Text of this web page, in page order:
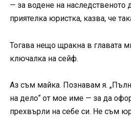
— за водене на
приятелка юристка, казва, че
Тогава нещо щракна в главата
ключалка на сейф.
Аз съм майка. Познавам я.
на дело“ от мое име — за да
прехвърли на себе си. Не съм